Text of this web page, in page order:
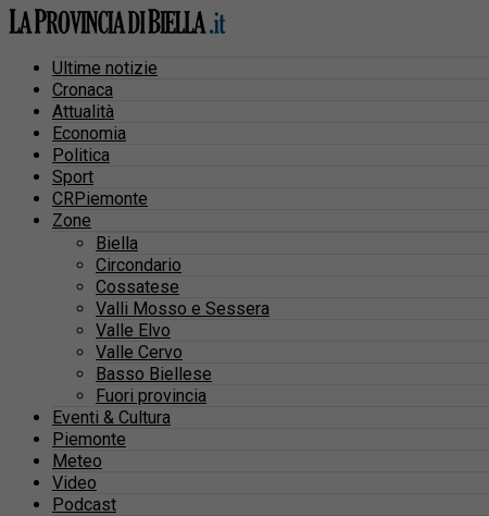
Ultime notizie
Cronaca
Attualità
Economia
Politica
Sport
CRPiemonte
Zone
Biella
Circondario
Cossatese
Valli Mosso e Sessera
Valle Elvo
Valle Cervo
Basso Biellese
Fuori provincia
Eventi & Cultura
Piemonte
Meteo
Video
Podcast